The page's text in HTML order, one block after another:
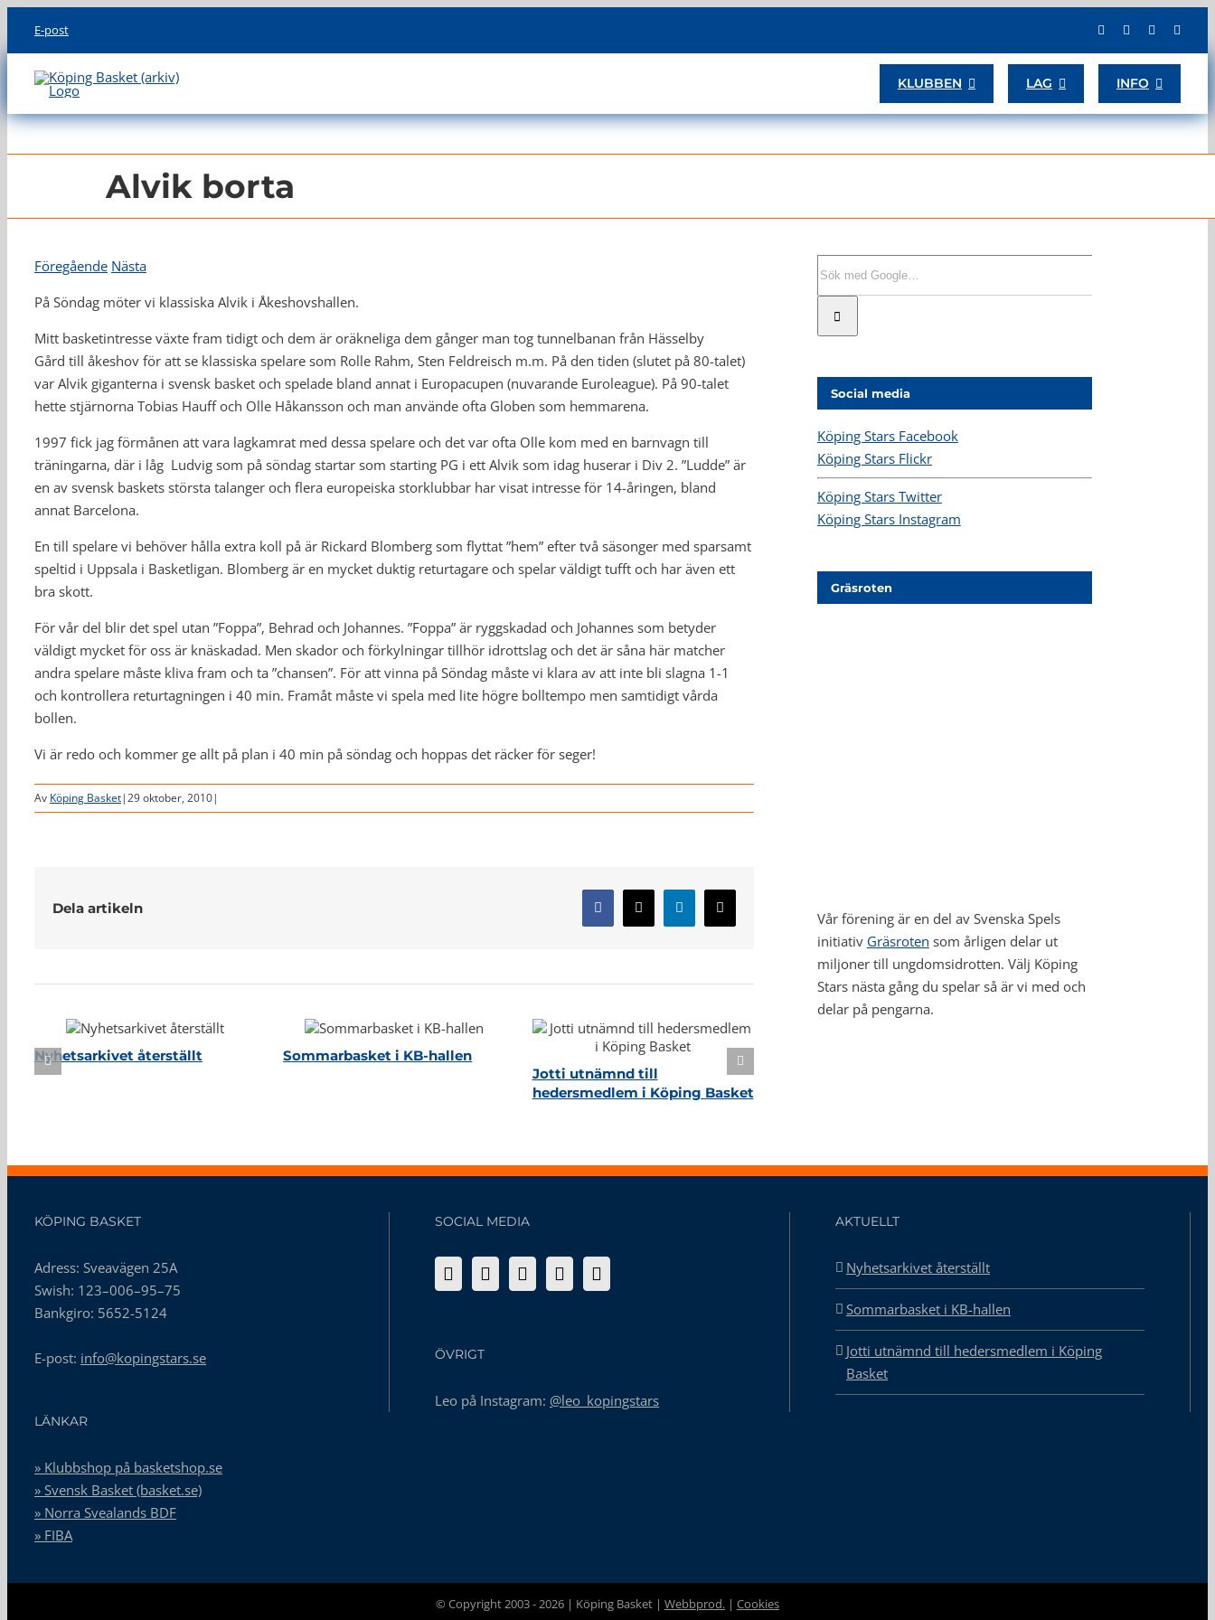
content
E-post
KLUBBEN LAG INFO
Alvik borta
Föregående Nästa
På Söndag möter vi klassiska Alvik i Åkeshovshallen.
Mitt basketintresse växte fram tidigt och dem är oräkneliga dem gånger man tog tunnelbanan från Hässelby
Gård till åkeshov för att se klassiska spelare som Rolle Rahm, Sten Feldreisch m.m. På den tiden (slutet på 80-talet)
var Alvik giganterna i svensk basket och spelade bland annat i Europacupen (nuvarande Euroleague). På 90-talet
hette stjärnorna Tobias Hauff och Olle Håkansson och man använde ofta Globen som hemmarena.
1997 fick jag förmånen att vara lagkamrat med dessa spelare och det var ofta Olle kom med en barnvagn till
träningarna, där i låg Ludvig som på söndag startar som starting PG i ett Alvik som idag huserar i Div 2. ”Ludde” är
en av svensk baskets största talanger och flera europeiska storklubbar har visat intresse för 14-åringen, bland
annat Barcelona.
En till spelare vi behöver hålla extra koll på är Rickard Blomberg som flyttat ”hem” efter två säsonger med sparsamt
speltid i Uppsala i Basketligan. Blomberg är en mycket duktig returtagare och spelar väldigt tufft och har även ett
bra skott.
För vår del blir det spel utan ”Foppa”, Behrad och Johannes. ”Foppa” är ryggskadad och Johannes som betyder
väldigt mycket för oss är knäskadad. Men skador och förkylningar tillhör idrottslag och det är såna här matcher
andra spelare måste kliva fram och ta ”chansen”. För att vinna på Söndag måste vi klara av att inte bli slagna 1-1
och kontrollera returtagningen i 40 min. Framåt måste vi spela med lite högre bolltempo men samtidigt vårda
bollen.
Vi är redo och kommer ge allt på plan i 40 min på söndag och hoppas det räcker för seger!
Av Köping Basket|29 oktober, 2010|
Dela artikeln Facebook
X LinkedIn
E-
post
Nyhetsarkivet återställt
Sommarbasket i KB-hallen
Jotti utnämnd till
hedersmedlem i Köping Basket
Social media
Köping Stars Facebook
Köping Stars Flickr
Köping Stars Twitter
Köping Stars Instagram
Gräsroten
Vår förening är en del av Svenska Spels
initiativ Gräsroten som årligen delar ut
miljoner till ungdomsidrotten. Välj Köping
Stars nästa gång du spelar så är vi med och
delar på pengarna.
KÖPING BASKET
Adress: Sveavägen 25A
Swish: 123–006–95–75
Bankgiro: 5652-5124
E-post: info@kopingstars.se
SOCIAL MEDIA
ÖVRIGT
Leo på Instagram: @leo_kopingstars
AKTUELLT
Nyhetsarkivet återställt
Sommarbasket i KB-hallen
Jotti utnämnd till hedersmedlem i Köping
Basket
LÄNKAR
» Klubbshop på basketshop.se
» Svensk Basket (basket.se)
» Norra Svealands BDF
» FIBA
© Copyright 2003 -2026 | Köping Basket | Webbprod. | Cookies